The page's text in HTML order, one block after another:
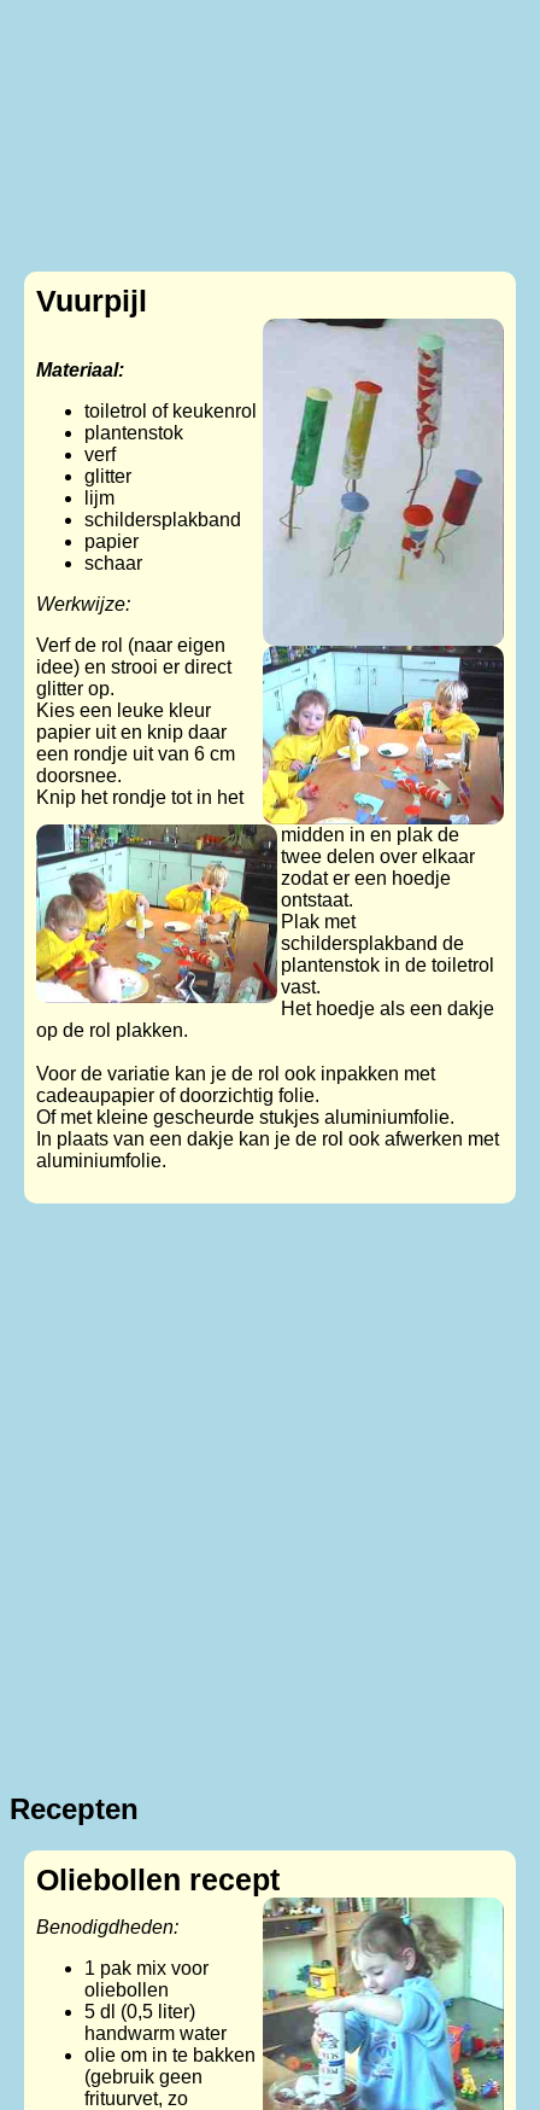
Vuurpijl
Materiaal:
toiletrol of keukenrol
plantenstok
verf
glitter
lijm
schildersplakband
papier
schaar
Werkwijze:
Verf de rol (naar eigen
idee) en strooi er direct
glitter op.
Kies een leuke kleur
papier uit en knip daar
een rondje uit van 6 cm
doorsnee.
Knip het rondje tot in het
midden in en plak de
twee delen over elkaar
zodat er een hoedje
ontstaat.
Plak met
schildersplakband de
plantenstok in de toiletrol
vast.
Het hoedje als een dakje
op de rol plakken.
Voor de variatie kan je de rol ook inpakken met
cadeaupapier of doorzichtig folie.
Of met kleine gescheurde stukjes aluminiumfolie.
In plaats van een dakje kan je de rol ook afwerken met
aluminiumfolie.
Recepten
Oliebollen recept
Benodigdheden:
1 pak mix voor
oliebollen
5 dl (0,5 liter)
handwarm water
olie om in te bakken
(gebruik geen
frituurvet, zo